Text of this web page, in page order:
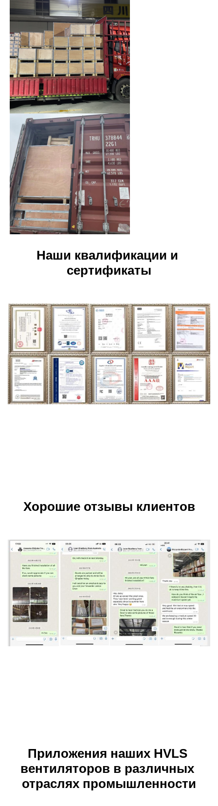
Наши квалификации и
сертификаты
Хорошие отзывы клиентов
Приложения наших HVLS
вентиляторов в различных
отраслях промышленности